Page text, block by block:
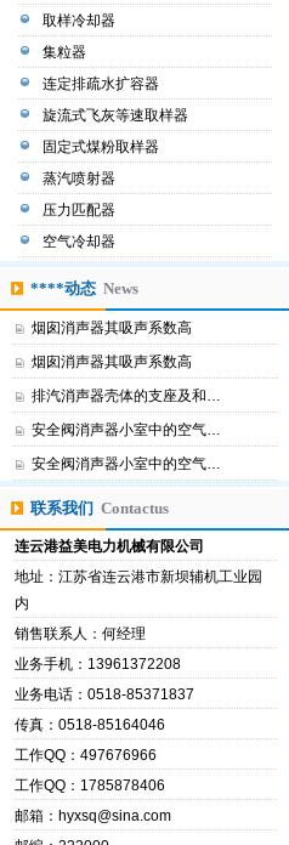
取样冷却器
集粒器
连定排疏水扩容器
旋流式飞灰等速取样器
固定式煤粉取样器
蒸汽喷射器
压力匹配器
空气冷却器
****动态 News
烟囱消声器其吸声系数高
烟囱消声器其吸声系数高
排汽消声器壳体的支座及和…
安全阀消声器小室中的空气…
安全阀消声器小室中的空气…
联系我们 Contactus
连云港益美电力机械有限公司
地址：江苏省连云港市新坝辅机工业园
内
销售联系人：何经理
业务手机：13961372208
业务电话：0518-85371837
传真：0518-85164046
工作QQ：497676966
工作QQ：1785878406
邮箱： hyxsq@sina.com